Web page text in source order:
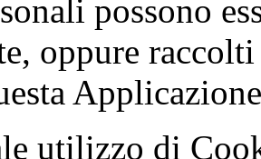
possono
oppure
utilizzo di